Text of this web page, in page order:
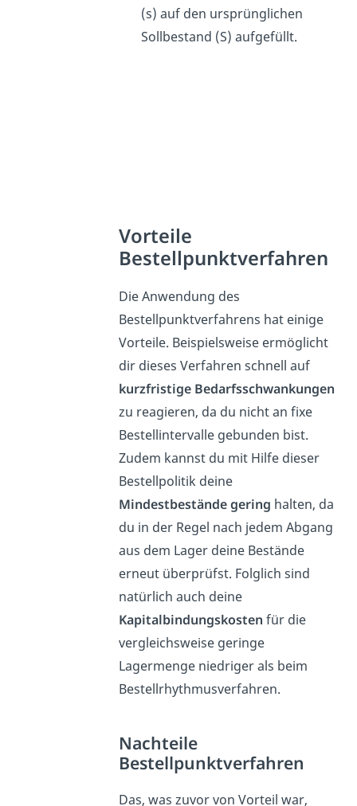
(s) auf den ursprünglichen
Sollbestand (S) aufgefüllt.
Vorteile
Bestellpunktverfahren
Die Anwendung des
Bestellpunktverfahrens hat einige
Vorteile. Beispielsweise ermöglicht
dir dieses Verfahren schnell auf
kurzfristige Bedarfsschwankungen
zu reagieren, da du nicht an fixe
Bestellintervalle gebunden bist.
Zudem kannst du mit Hilfe dieser
Bestellpolitik deine
Mindestbestände gering halten, da
du in der Regel nach jedem Abgang
aus dem Lager deine Bestände
erneut überprüfst. Folglich sind
natürlich auch deine
Kapitalbindungskosten für die
vergleichsweise geringe
Lagermenge niedriger als beim
Bestellrhythmusverfahren.
Nachteile
Bestellpunktverfahren
Das, was zuvor von Vorteil war,